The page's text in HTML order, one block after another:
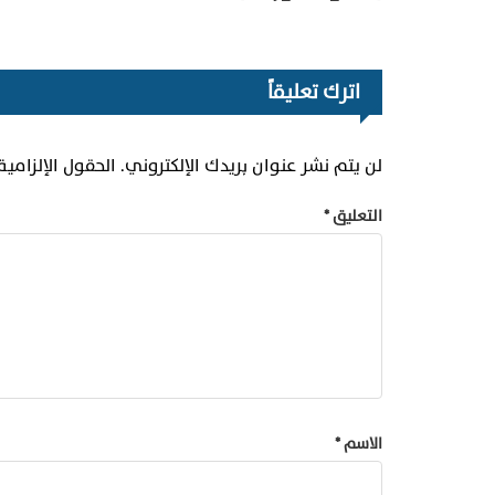
اترك تعليقاً
لن يتم نشر عنوان بريدك الإلكتروني. الحقول
التعليق*
الاسم*